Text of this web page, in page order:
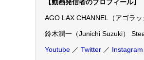
【動画発信者のプロフィール】
AGO LAX CHANNEL（アゴラッ
鈴木潤一（Junichi Suzuki）
Youtube ／ Twitter ／ Instagram